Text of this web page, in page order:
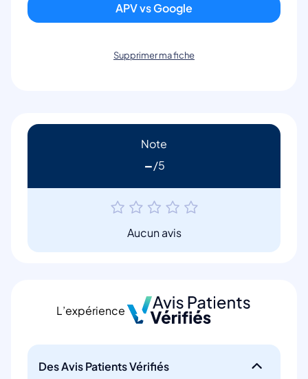
APV vs Google
Supprimer ma fiche
Note
-
Aucun avis
L’expérience
Des Avis Patients Vérifiés